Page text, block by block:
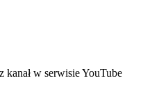
w nowej karcie
kanał w serwisie YouTube